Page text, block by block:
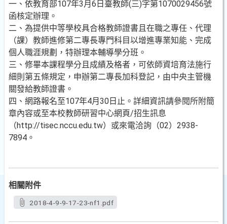
一、依教育部107年3月6日臺教師(三)字第1070029456號
函核定辦理。
二、為提供中等學校具合格教師證書且在職之專任、代理
（課）教師進修第二專長專門科目以增進專業知能、完成
個人職涯規劃，特辦理本輔導學分班。
三、修畢本課程學分且成績及格者，可依師資培育法施行
細則第五條規定，申辦第二專長加科登記，由中央主管機
關發給教師證書。
四、網路報名至107年4月30日止。詳細資訊請參閱所附簡
章內容或至本校教師研習中心網頁/招生訊息
（http://tisec.nccu.edu.tw）或來電洽詢（02）2938-
7894。
相關附件
2018-4-9-9-17-23-nf1.pdf